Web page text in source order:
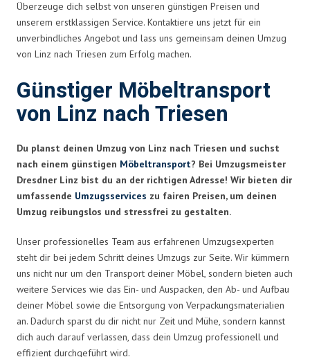
Überzeuge dich selbst von unseren günstigen Preisen und
unserem erstklassigen Service. Kontaktiere uns jetzt für ein
unverbindliches Angebot und lass uns gemeinsam deinen Umzug
von Linz nach Triesen zum Erfolg machen.
Günstiger Möbeltransport
von Linz nach Triesen
Du planst deinen Umzug von Linz nach Triesen und suchst
nach einem günstigen Möbeltransport? Bei Umzugsmeister
Dresdner Linz bist du an der richtigen Adresse! Wir bieten dir
umfassende Umzugsservices zu fairen Preisen, um deinen
Umzug reibungslos und stressfrei zu gestalten.
Unser professionelles Team aus erfahrenen Umzugsexperten
steht dir bei jedem Schritt deines Umzugs zur Seite. Wir kümmern
uns nicht nur um den Transport deiner Möbel, sondern bieten auch
weitere Services wie das Ein- und Auspacken, den Ab- und Aufbau
deiner Möbel sowie die Entsorgung von Verpackungsmaterialien
an. Dadurch sparst du dir nicht nur Zeit und Mühe, sondern kannst
dich auch darauf verlassen, dass dein Umzug professionell und
effizient durchgeführt wird.